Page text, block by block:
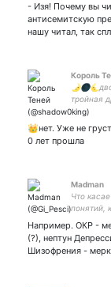
- Изя! Почему вы
антисемитскую
нашу читал, так
Король
тройная
👑нет. Уже не
0 лет прошла
Madman
Что
понятий,
то, что
Например. ОКР -
(?), нептун
Шизофрения -